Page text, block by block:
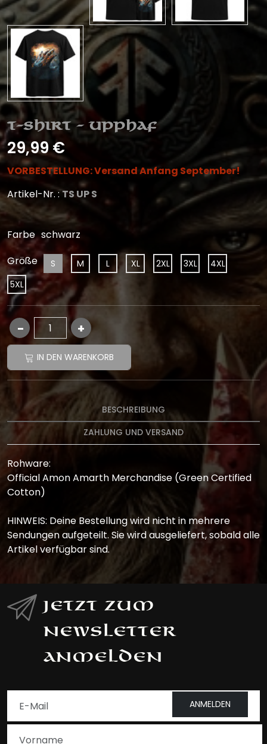
T-Shirt - Upphaf
29,99 €
VORBESTELLUNG: Versand Anfang September!
Artikel-Nr. :TS UP S
Farbe schwarz
Größe
S M L XL 2XL 3XL
4XL
5XL
IN DEN WARENKORB
BESCHREIBUNG
ZAHLUNG UND VERSAND
Rohware:
Official Amon Amarth Merchandise (Green Certified
Cotton)
HINWEIS: Deine Bestellung wird nicht in mehrere
Sendungen aufgeteilt. Sie wird ausgeliefert, sobald alle
Artikel verfügbar sind.
Jetzt zum
Newsletter
anmelden
ANMELDEN